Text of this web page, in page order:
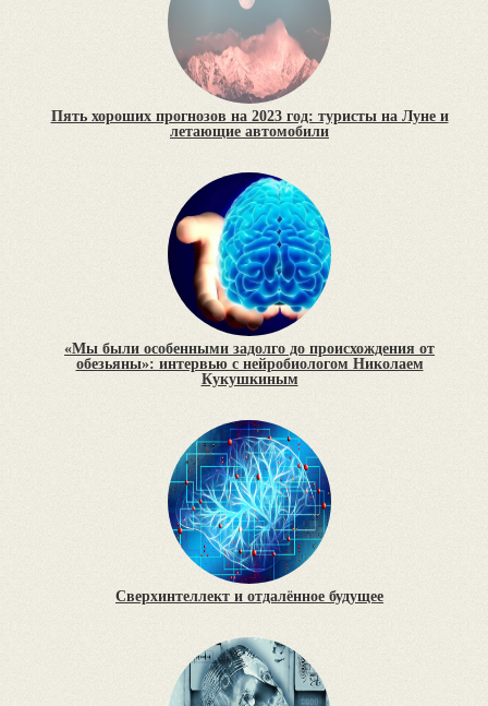
Пять хороших прогнозов на 2023 год: туристы на Луне и
летающие автомобили
«Мы были особенными задолго до происхождения от
обезьяны»: интервью с нейробиологом Николаем
Кукушкиным
Сверхинтеллект и отдалённое будущее